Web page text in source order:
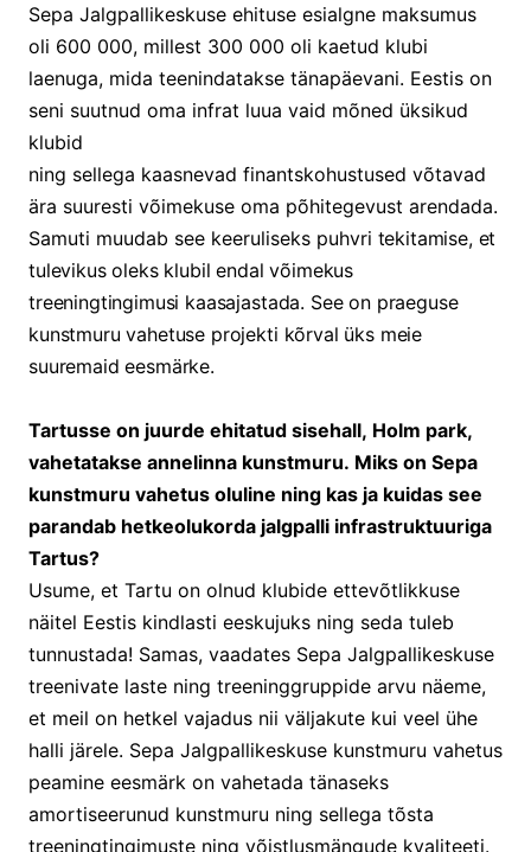
Sepa Jalgpallikeskuse ehituse esialgne maksumus
oli 600 000, millest 300 000 oli kaetud klubi
laenuga, mida teenindatakse tänapäevani. Eestis on
seni suutnud oma infrat luua vaid mõned üksikud
klubid
ning sellega kaasnevad finantskohustused võtavad
ära suuresti võimekuse oma põhitegevust arendada.
Samuti muudab see keeruliseks puhvri tekitamise, et
tulevikus oleks klubil endal võimekus
treeningtingimusi kaasajastada. See on praeguse
kunstmuru vahetuse projekti kõrval üks meie
suuremaid eesmärke.
Tartusse on juurde ehitatud sisehall, Holm park,
vahetatakse annelinna kunstmuru. Miks on Sepa
kunstmuru vahetus oluline ning kas ja kuidas see
parandab hetkeolukorda jalgpalli infrastruktuuriga
Tartus?
Usume, et Tartu on olnud klubide ettevõtlikkuse
näitel Eestis kindlasti eeskujuks ning seda tuleb
tunnustada! Samas, vaadates Sepa Jalgpallikeskuse
treenivate laste ning treeninggruppide arvu näeme,
et meil on hetkel vajadus nii väljakute kui veel ühe
halli järele. Sepa Jalgpallikeskuse kunstmuru vahetus
peamine eesmärk on vahetada tänaseks
amortiseerunud kunstmuru ning sellega tõsta
treeningtingimuste ning võistlusmängude kvaliteeti.